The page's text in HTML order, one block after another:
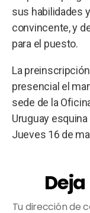
sus habilidades
convincente, y
para el puesto.
La
presencial el
sede de la
Uruguay esquina
Jueves 16 de
Tu dirección de